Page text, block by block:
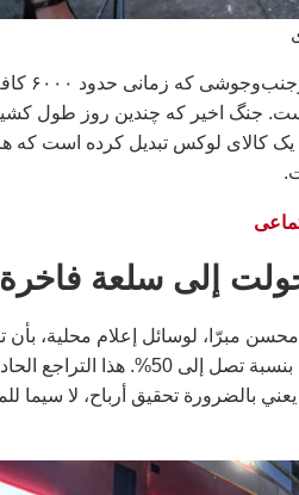
با این
جنگ اخیر که چندین روز طول
یک کالای لوکس تبدیل کرده است که
إلى سلعة فاخرة
مبرّا، لوسائل إعلام محلية، بأن
بالضرورة تحقيق أرباح، لا سيما